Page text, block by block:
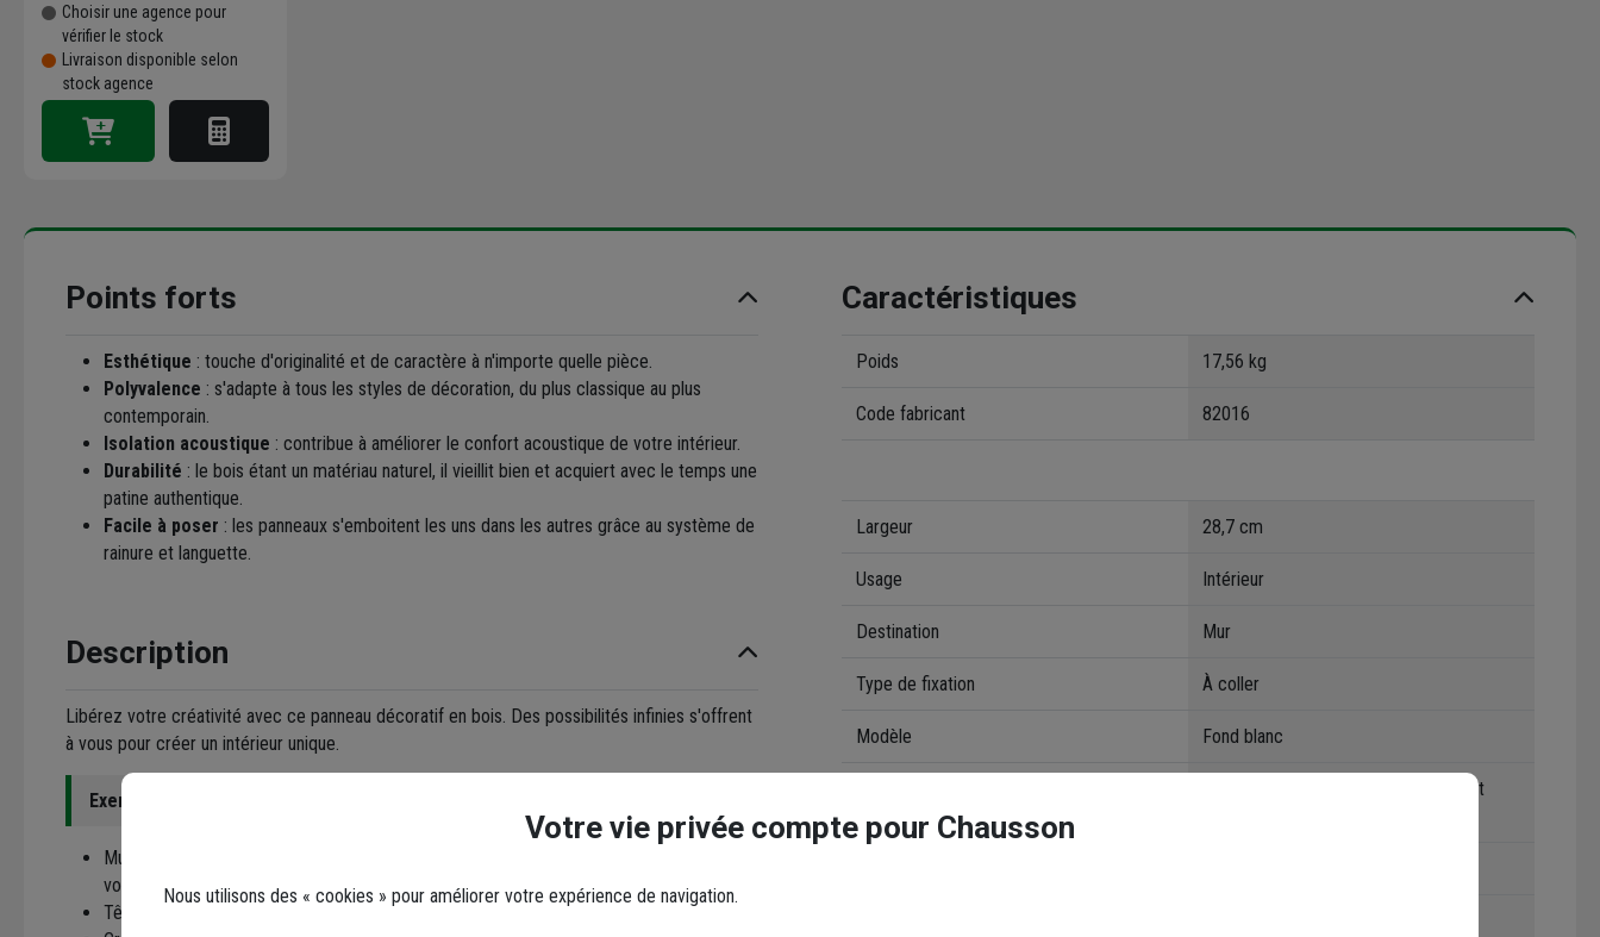
Choisir une agence pour
vérifier le stock
Livraison disponible selon
stock agence
Points forts
Esthétique : touche d'originalité et de caractère à n'importe quelle pièce.
Polyvalence : s'adapte à tous les styles de décoration, du plus classique au plus
contemporain.
Isolation acoustique : contribue à améliorer le confort acoustique de votre intérieur.
Durabilité : le bois étant un matériau naturel, il vieillit bien et acquiert avec le temps une
patine authentique.
Facile à poser : les panneaux s'emboitent les uns dans les autres grâce au système de
rainure et languette.
Description
Libérez votre créativité avec ce panneau décoratif en bois. Des possibilités infinies s'offrent
à vous pour créer un intérieur unique.
Exemples d'utilisations possibles
Mur d'accent : Parfait pour créer un point central dans votre salon, votre chambre ou
votre bureau.
Tête de lit : Il apportera une touche d'originalité à votre chambre.
Caractéristiques
Poids 17,56 kg
Code fabricant 82016
Largeur 28,7 cm
Usage Intérieur
Destination Mur
Type de fixation À coller
Modèle Fond blanc
Éléments Décoration / Recouvrement
Votre vie privée compte pour Chausson
Nous utilisons des « cookies » pour améliorer votre expérience de navigation.